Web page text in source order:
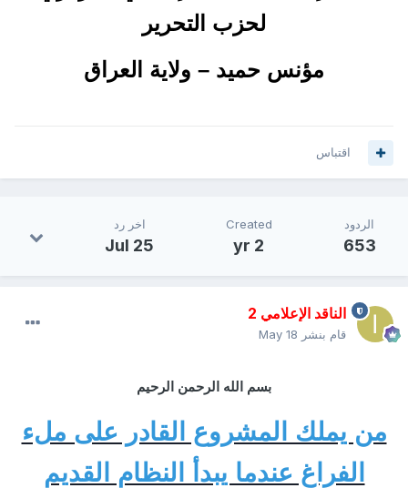
لحزب التحرير
مؤنس حميد – ولاية العراق
اقتباس
الردود
653
Created
2 yr
اخر رد
Jul 25
الناقد الإعلامي 2
قام بنشر May 18
بسم الله الرحمن الرحيم
من يملك المشروع القادر على ملء
الفراغ عندما يبدأ النظام القديم